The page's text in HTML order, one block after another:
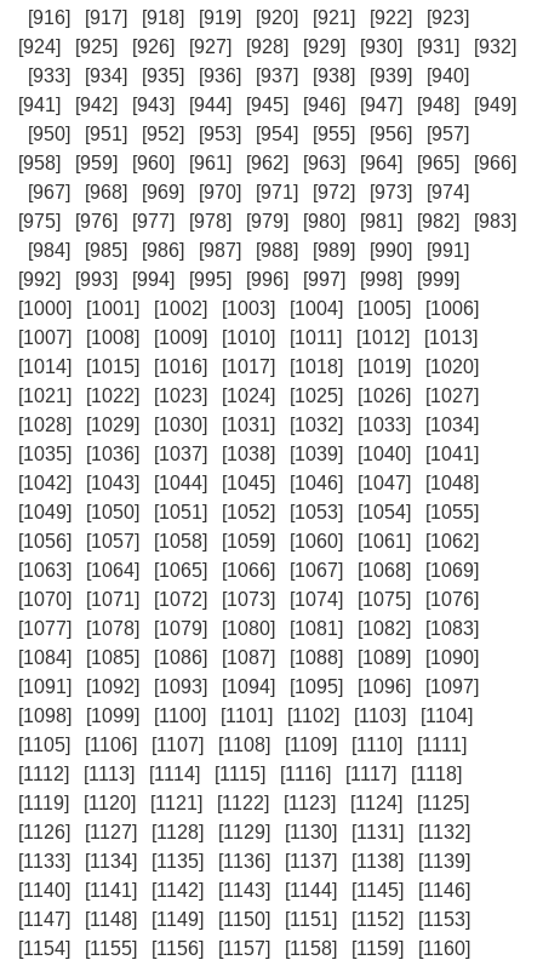
[916] [917] [918] [919] [920] [921] [922]
[923]
[924]
[925] [926] [927] [928] [929] [930] [931]
[932]
[933]
[934] [935] [936] [937] [938] [939]
[940]
[941]
[942] [943] [944] [945] [946] [947] [948]
[949]
[950]
[951] [952] [953] [954] [955] [956]
[957]
[958]
[959] [960] [961] [962] [963] [964] [965]
[966]
[967]
[968] [969] [970] [971] [972] [973]
[974]
[975]
[976] [977] [978] [979] [980] [981] [982]
[983]
[984]
[985] [986] [987] [988] [989] [990]
[991]
[992]
[993] [994] [995] [996] [997] [998]
[999]
[1000]
[1001] [1002] [1003] [1004] [1005]
[1006]
[1007]
[1008] [1009] [1010] [1011] [1012]
[1013]
[1014]
[1015] [1016] [1017] [1018] [1019]
[1020]
[1021]
[1022] [1023] [1024] [1025] [1026]
[1027]
[1028]
[1029] [1030] [1031] [1032] [1033]
[1034]
[1035]
[1036] [1037] [1038] [1039] [1040]
[1041]
[1042]
[1043] [1044] [1045] [1046] [1047]
[1048]
[1049]
[1050] [1051] [1052] [1053] [1054]
[1055]
[1056]
[1057] [1058] [1059] [1060] [1061]
[1062]
[1063]
[1064] [1065] [1066] [1067] [1068]
[1069]
[1070]
[1071] [1072] [1073] [1074] [1075]
[1076]
[1077]
[1078] [1079] [1080] [1081] [1082]
[1083]
[1084]
[1085] [1086] [1087] [1088] [1089]
[1090]
[1091]
[1092] [1093] [1094] [1095] [1096]
[1097]
[1098]
[1099] [1100] [1101] [1102] [1103]
[1104]
[1105]
[1106] [1107] [1108] [1109] [1110]
[1111]
[1112]
[1113] [1114] [1115] [1116] [1117]
[1118]
[1119]
[1120] [1121] [1122] [1123] [1124]
[1125]
[1126]
[1127] [1128] [1129] [1130] [1131]
[1132]
[1133]
[1134] [1135] [1136] [1137] [1138]
[1139]
[1140]
[1141] [1142] [1143] [1144] [1145]
[1146]
[1147]
[1148] [1149] [1150] [1151] [1152]
[1153]
[1154]
[1155] [1156] [1157] [1158] [1159]
[1160]